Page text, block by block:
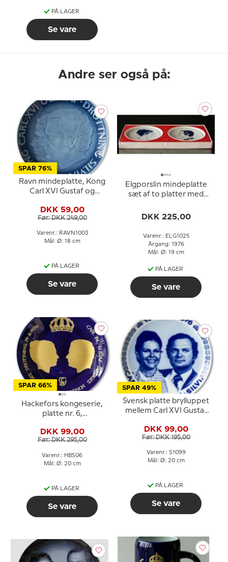
PÅ LAGER
Se vare
Andre ser også på:
SPAR 76%
Ravn mindeplatte, Kong
Carl XVI Gustaf og
DKK 59,00
Før: DKK 249,00
Varenr.: RAVN1003
Mål: Ø: 18 cm
PÅ LAGER
Se vare
Elgporslin mindeplatte
sæt af to platter med
Dronning Silvia
DKK 225,00
Varenr.: ELG1025
Årgang: 1976
Mål: Ø: 19 cm
PÅ LAGER
Se vare
SPAR 66%
Hackefors kongeserie,
platte nr. 6,
Gustaf og Silvia
DKK 99,00
Før: DKK 295,00
Varenr.: HBS06
Mål: Ø: 20 cm
PÅ LAGER
Se vare
SPAR 49%
Svensk platte brylluppet
mellem Carl XVI Gustaf
DKK 99,00
Før: DKK 195,00
Varenr.: S1099
Mål: Ø: 20 cm
PÅ LAGER
Se vare